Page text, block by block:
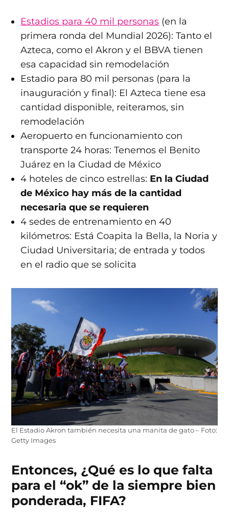
Estadios para 40 mil personas (en la
primera ronda del Mundial 2026): Tanto el
Azteca, como el Akron y el BBVA tienen
esa capacidad sin remodelación
Estadio para 80 mil personas (para la
inauguración y final): El Azteca tiene esa
cantidad disponible, reiteramos, sin
remodelación
Aeropuerto en funcionamiento con
transporte 24 horas: Tenemos el Benito
Juárez en la Ciudad de México
4 hoteles de cinco estrellas: En la Ciudad
de México hay más de la cantidad
necesaria que se requieren
4 sedes de entrenamiento en 40
kilómetros: Está Coapita la Bella, la Noria y
Ciudad Universitaria; de entrada y todos
en el radio que se solicita
El Estadio Akron también necesita una manita de gato – Foto:
Getty Images
Entonces, ¿Qué es lo que falta
para el “ok” de la siempre bien
ponderada, FIFA?